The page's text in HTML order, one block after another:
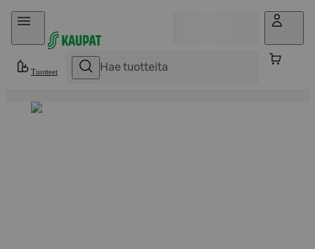
Hyppää sisältöön
Tuotteet